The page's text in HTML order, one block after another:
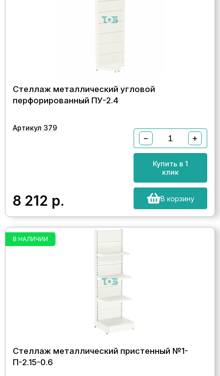
Стеллаж металлический угловой
перфорированный ПУ-2.4
Артикул 379
8 212 р.
− +
Купить в 1
клик
В корзину
В НАЛИЧИИ
Стеллаж металлический пристенный №1-
П-2.15-0.6